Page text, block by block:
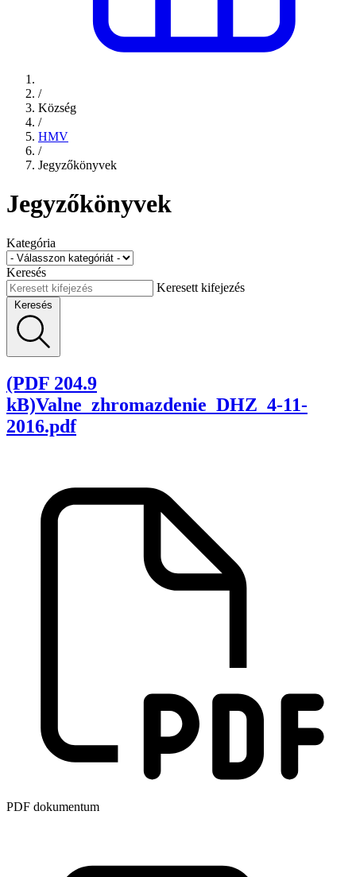
/
Község
/
HMV
/
Jegyzőkönyvek
Jegyzőkönyvek
Kategória
Keresés
Keresett kifejezés
Keresés
(PDF 204.9
kB)Valne_zhromazdenie_DHZ_4-11-
2016.pdf
PDF dokumentum